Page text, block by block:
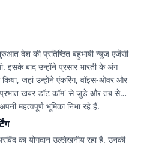
देश की प्रतिष्ठित बहुभाषी न्यूज एजेंसी
इसके बाद उन्होंने प्रसार भारती के अंग
जहां उन्होंने एंकरिंग, वॉइस-ओवर और
'प्रभात खबर डॉट कॉम' से जुड़े और तब से
महत्वपूर्ण भूमिका निभा रहे हैं.
का योगदान उल्लेखनीय रहा है. उनकी